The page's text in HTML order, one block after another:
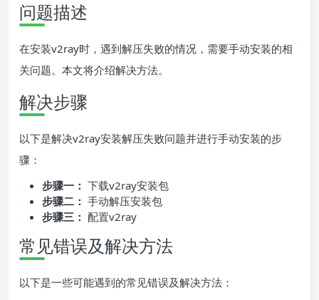
问题描述
在安装v2ray时，遇到解压失败的情况，需要手动安装的相
关问题。本文将介绍解决方法。
解决步骤
以下是解决v2ray安装解压失败问题并进行手动安装的步
骤：
步骤一： 下载v2ray安装包
步骤二： 手动解压安装包
步骤三： 配置v2ray
常见错误及解决方法
以下是一些可能遇到的常见错误及解决方法：